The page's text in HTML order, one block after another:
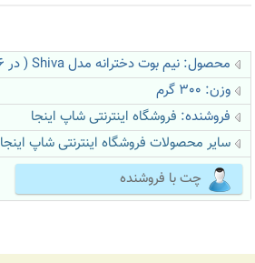
محصول: نیم بوت دخترانه مدل Shiva ( در 6 رنگ بندی )
وزن: 300 گرم
فروشنده: فروشگاه اینترنتی شاپ اینجا
سایر محصولات فروشگاه اینترنتی شاپ اینجا
چت با فروشنده